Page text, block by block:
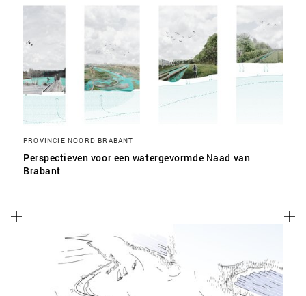
PROVINCIE NOORD BRABANT
Perspectieven voor een watergevormde Naad van
Brabant